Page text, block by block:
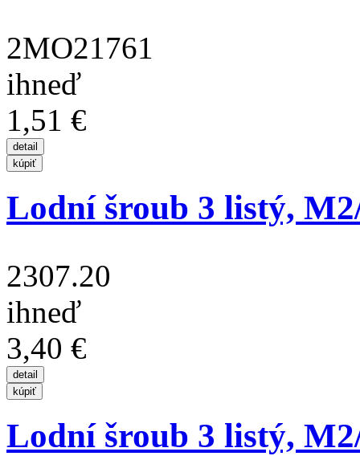
2MO21761
ihneď
1,51 €
Lodní šroub 3 listý,
2307.20
ihneď
3,40 €
Lodní šroub 3 listý,